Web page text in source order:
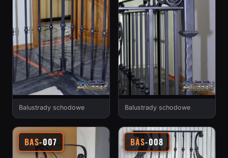
Balustrady schodowe Balustrady schodowe
BAS-007 BAS-008